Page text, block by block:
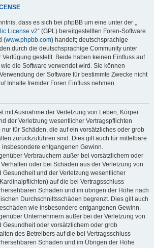
dass es sich bei phpBB um eine unter der „
License v2“ (GPL) bereitgestellten Foren-Software
(www.phpbb.com) handelt; deutschsprachige
durch die deutschsprachige Community unter
Verfügung gestellt. Beide haben keinen Einfluss auf
die Software verwendet wird. Sie können
der Software für bestimmte Zwecke nicht
Inhalte fremder Foren Einfluss nehmen.
mit Ausnahme der Verletzung von Leben, Körper
der Verletzung wesentlicher Vertragspflichten
für Schäden, die auf ein vorsätzliches oder grob
zurückzuführen sind. Dies gilt auch für mittelbare
insbesondere entgangenen Gewinn.
Verbrauchern außer bei vorsätzlichem oder
oder bei Schäden aus der Verletzung von
Gesundheit und der Verletzung wesentlicher
auf die bei Vertragsschluss
Schäden und im übrigen der Höhe nach
Durchschnittsschäden begrenzt. Dies gilt auch
wie insbesondere entgangenen Gewinn.
Unternehmern außer bei der Verletzung von
Gesundheit oder vorsätzlichem oder grob
des Betreibers auf die bei Vertragsschluss
Schäden und im Übrigen der Höhe